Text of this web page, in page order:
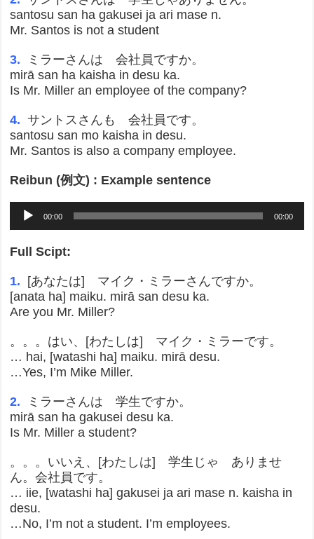
santosu san ha gakusei ja ari mase n.
Mr. Santos is not a student
3.
ミラーさんは 会社員ですか。
mirā san ha kaisha in desu ka.
Is Mr. Miller an employee of the company?
4. サントスさんも 会社員です。
santosu san mo kaisha in desu.
Mr. Santos is also a company employee.
Reibun (例文) : Example sentence
Audio
Player
00:00 00:00
Full Scipt:
1.
[あなたは] マイク・ミラーさんですか。
[anata ha] maiku. mirā san desu ka.
Are you Mr. Miller?
。。。はい、[わたしは] マイク・ミラーです。
… hai, [watashi ha] maiku. mirā desu.
…Yes, I’m Mike Miller.
2.
ミラーさんは 学生ですか。
mirā san ha gakusei desu ka.
Is Mr. Miller a student?
。。。いいえ、[わたしは] 学生じゃ ありませ
ん。会社員です。
… iie, [watashi ha] gakusei ja ari mase n. kaisha in
desu.
…No, I’m not a student. I’m employees.